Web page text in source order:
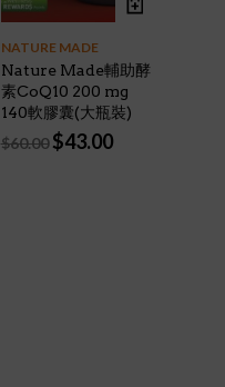
NATURE MADE
Nature Made輔助酵
素CoQ10 200 mg
140軟膠囊(大瓶裝)
$60.00 Original
$43.00Current